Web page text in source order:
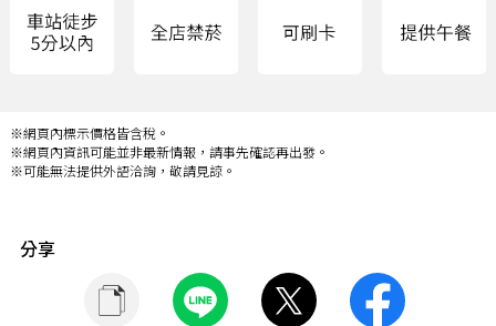
※網頁內標示價格皆含稅。
※網頁內資訊可能並非最新情報，請事先確認再出發。
※可能無法提供外語洽詢，敬請見諒。
分享